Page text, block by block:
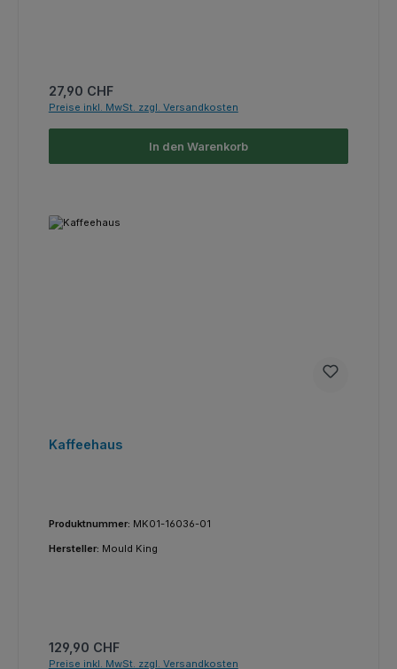
Regulärer Preis:
27,90 CHF
Preise inkl. MwSt. zzgl. Versandkosten
In den Warenkorb
Kaffeehaus
Produktnummer: MK01-16036-01
Hersteller: Mould King
Regulärer Preis:
129,90 CHF
Preise inkl. MwSt. zzgl. Versandkosten